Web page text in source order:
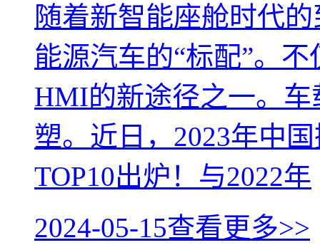
随着新智能座舱时代
能源汽车的“标配”。
HMI的新途径之一。
塑。近日，2023年中
TOP10出炉！与2022年
2024-05-15查看更多>>